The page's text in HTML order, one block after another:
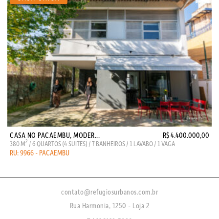
CASA NO PACAEMBU, MODER... R$ 4.400.000,00
380 M2 / 6 QUARTOS (4 SUITES) / 7 BANHEIROS / 1 LAVABO / 1 VAGA
RU: 9966 - PACAEMBU
contato@refugiosurbanos.com.br
Rua Harmonia, 1250 - Loja 2